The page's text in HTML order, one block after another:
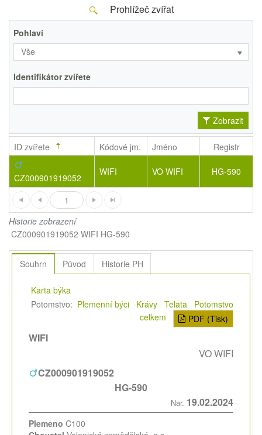
Prohlížeč zvířat
Pohlaví
Vše
Identifikátor zvířete
Zobrazit
ID zvířete Kódové jm. Jméno Registr
CZ000901919052
WIFI VO WIFI HG-590
1
Historie zobrazení
CZ000901919052 WIFI HG-590
Souhrn Původ Historie PH
Karta býka
Potomstvo: Plemenní býci Krávy Telata
Potomstvo
celkem
PDF (Tisk)
WIFI
VO WIFI
CZ000901919052
HG-590
Nar. 19.02.2024
Plemeno C100